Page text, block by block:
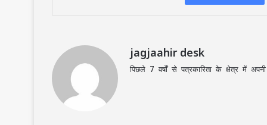
jagjaahir desk
पिछले 7 वर्षों से पत्रकारिता के क्षेत्र में